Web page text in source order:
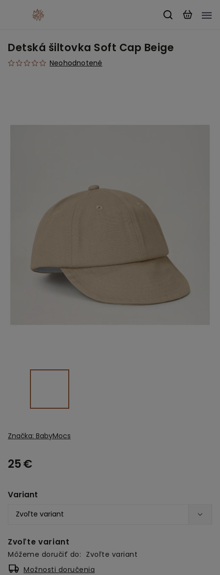
Detská šiltovka Soft Cap Beige
Neohodnotené
Značka: BabyMocs
25 €
Zvoľte variant
Môžeme doručiť do: Zvoľte variant
Možnosti doručenia
Variant